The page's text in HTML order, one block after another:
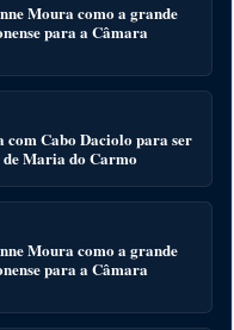
Moura como a grande
para a Câmara
com Cabo Daciolo para ser
Maria do Carmo
Moura como a grande
para a Câmara